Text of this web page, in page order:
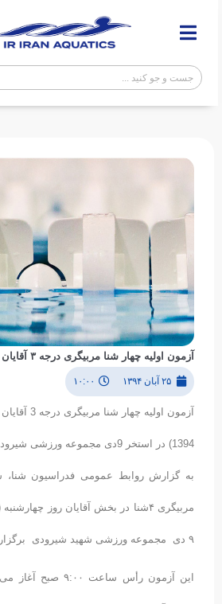
آزمون اولیه چهار شنا مربیگری درجه ۳ آقایان
۲۵ آبان ۱۳۹۴ ۱۰:۰۰
1394) در استخر 9دی مجموعه ورزشی شیرودی برگزار می‎شود.
به گزارش روابط عمومی فدراسیون شنا،
۹ دی مجموعه ورزشی شهید شیرودی برگزار می‌شود.